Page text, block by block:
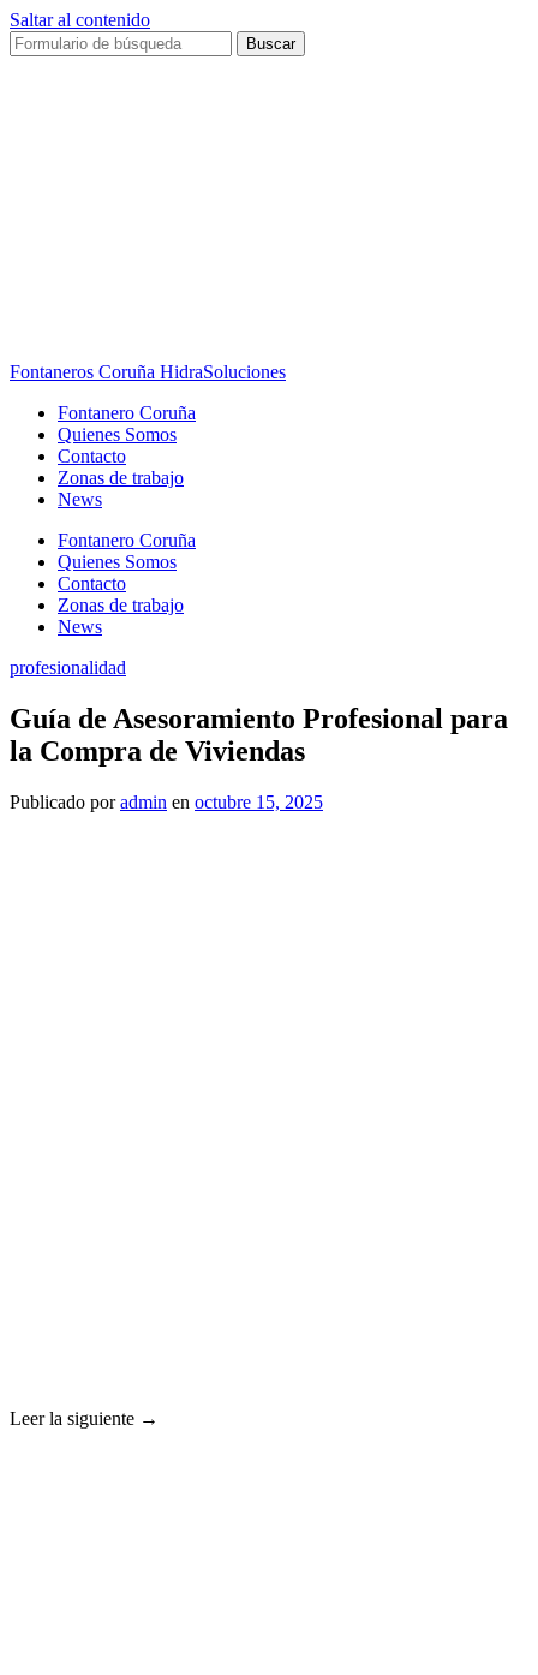
Saltar al contenido
Buscar
Fontaneros Coruña HidraSoluciones
Fontanero Coruña
Quienes Somos
Contacto
Zonas de trabajo
News
Fontanero Coruña
Quienes Somos
Contacto
Zonas de trabajo
News
profesionalidad
Guía de Asesoramiento Profesional para
la Compra de Viviendas
Publicado poradmin en octubre 15, 2025
Leer la siguiente →